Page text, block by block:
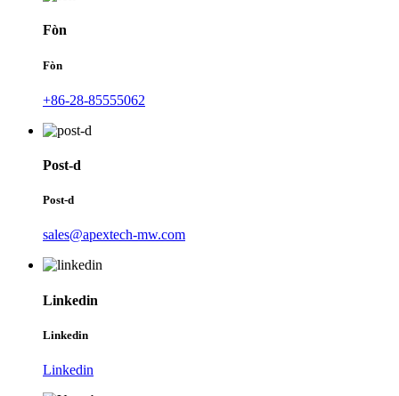
Fòn
Fòn
+86-28-85555062
Post-d
Post-d
sales@apextech-mw.com
Linkedin
Linkedin
Linkedin